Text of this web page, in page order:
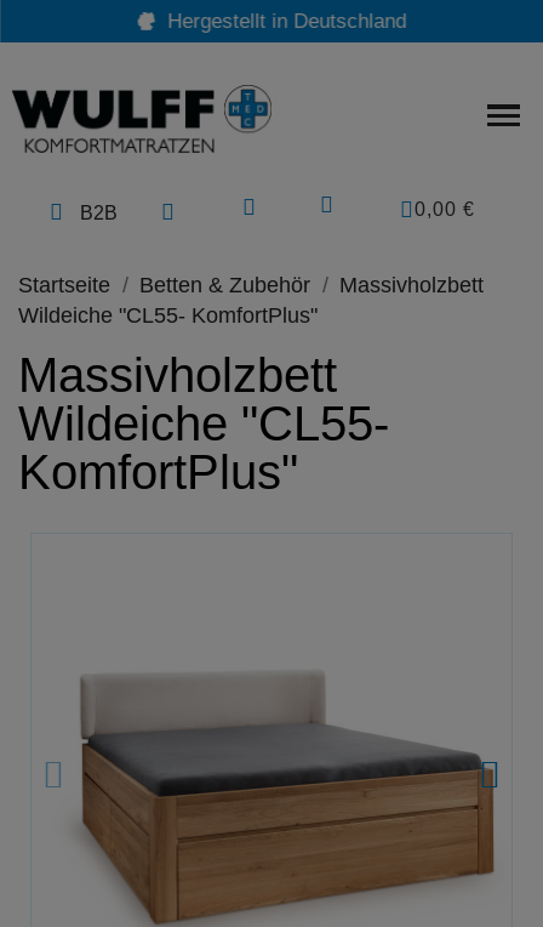
Hergestellt in Deutschland
0,00 €
B2B
Startseite Betten & Zubehör
Massivholzbett
Wildeiche "CL55- KomfortPlus"
Massivholzbett
Wildeiche "CL55-
KomfortPlus"